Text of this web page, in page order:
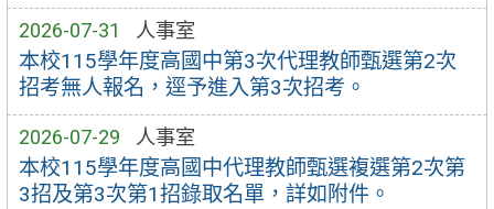
2026-07-31 人事室
本校115學年度高國中第3次代理教師甄選第2次
招考無人報名，逕予進入第3次招考。
2026-07-29 人事室
本校115學年度高國中代理教師甄選複選第2次第
3招及第3次第1招錄取名單，詳如附件。